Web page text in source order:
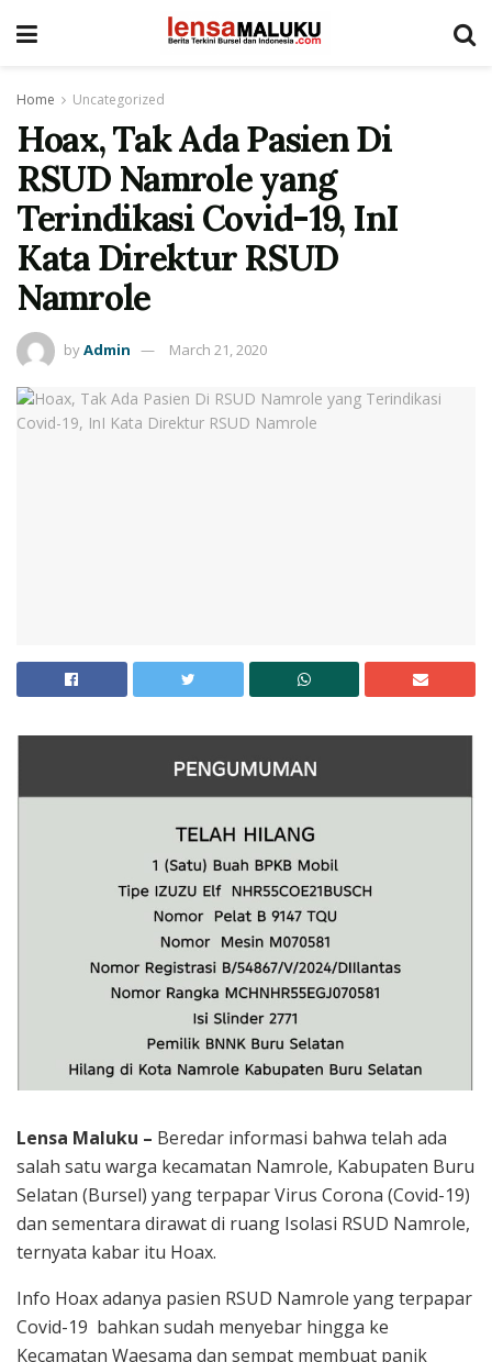
Home Uncategorized
Hoax, Tak Ada Pasien Di
RSUD Namrole yang
Terindikasi Covid-19, InI
Kata Direktur RSUD
Namrole
byAdmin March 21, 2020
Lensa Maluku – Beredar informasi bahwa telah ada
salah satu warga kecamatan Namrole, Kabupaten Buru
Selatan (Bursel) yang terpapar Virus Corona (Covid-19)
dan sementara dirawat di ruang Isolasi RSUD Namrole,
ternyata kabar itu Hoax.
Info Hoax adanya pasien RSUD Namrole yang terpapar
Covid-19 bahkan sudah menyebar hingga ke
Kecamatan Waesama dan sempat membuat panik